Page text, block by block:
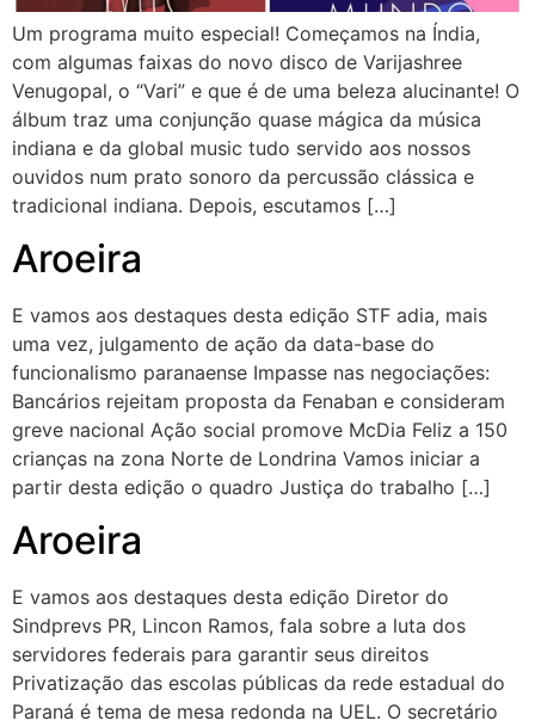
Um programa muito especial! Começamos na Índia,
com algumas faixas do novo disco de Varijashree
Venugopal, o “Vari” e que é de uma beleza alucinante! O
álbum traz uma conjunção quase mágica da música
indiana e da global music tudo servido aos nossos
ouvidos num prato sonoro da percussão clássica e
tradicional indiana. Depois, escutamos […]
Aroeira
E vamos aos destaques desta edição STF adia, mais
uma vez, julgamento de ação da data-base do
funcionalismo paranaense Impasse nas negociações:
Bancários rejeitam proposta da Fenaban e consideram
greve nacional Ação social promove McDia Feliz a 150
crianças na zona Norte de Londrina Vamos iniciar a
partir desta edição o quadro Justiça do trabalho […]
Aroeira
E vamos aos destaques desta edição Diretor do
Sindprevs PR, Lincon Ramos, fala sobre a luta dos
servidores federais para garantir seus direitos
Privatização das escolas públicas da rede estadual do
Paraná é tema de mesa redonda na UEL. O secretário